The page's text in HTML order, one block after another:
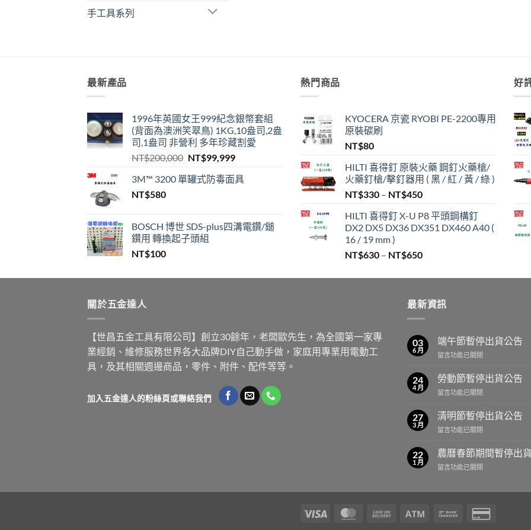
手工具系列
最新產品
1996年英國女王999紀念銀幣套組
(背面為澳洲笑翠鳥) 1KG,10盎司,2盎
司,1盎司 非營利 多年珍藏割愛
NT$200,000 原
價
NT$99,999目
價
3M™ 3200 單罐式防毒面具
NT$580
BOSCH 博世 SDS-plus四溝電鑽/鎚
鑽用 轉換起子頭組
NT$100
熱門商品
KYOCERA 京瓷 RYOBI PE-2200專用
原裝碳刷
NT$80
HILTI 喜得釘 原裝火藥 鋼釘火藥槍/
火藥釘槍/擊釘器用 ( 黑 / 紅 / 黃 / 綠 )
NT$330 – NT$450價
範
圍：
到
HILTI 喜得釘 X-U P8 平頭鋼構釘
DX2 DX5 DX36 DX351 DX460 A40 (
16 / 19 mm )
NT$630 – NT$650價
範
NT$630
到
好
關於五金達人
【世昌五金工具有限公司】創立30餘年，老闆歐先生，為全國第一家專
業經銷、維修服務世界各大品牌DIY自己動手做，家庭用專業用電動工
具，及其相關週邊商品，零件、附件、配件等等。
加入五金達人的粉絲頁或聯絡我們
最新資訊
03
6 月
端午節暫停出貨公告
在
午
節
暫
出
貨
公
中
留言功能已關閉
24
4 月
勞動節暫停出貨公告
在
動
節
暫
出
貨
公
中
留言功能已關閉
27
3 月
清明節暫停出貨公告
在
明
節
暫
公
告〉
留言功能已關閉
22
1 月
農曆春節期間暫停出
在
期
留言功能已關閉
Visa MasterCardCash
Atm
Bank